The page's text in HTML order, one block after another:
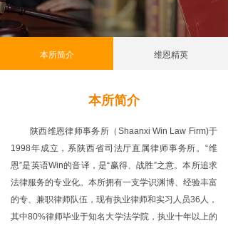
新闻资讯
典型案例
合作伙伴
在线咨询
联系我们
本所简介 维恩精英
本所简介
陕西维恩律师事务所（Shaanxi Win Law Firm)于
1998年成立，系陕西省司法厅直属律师事务所。“维
恩”是英语Win的音译，是“赢得、战胜”之意。本所追求
法律服务的专业化。本所拥有一支学识渊博、经验丰富
的专、兼职律师队伍，现有执业律师和实习人员36人，
其中80%律师毕业于知名大学法学院，执业十年以上的